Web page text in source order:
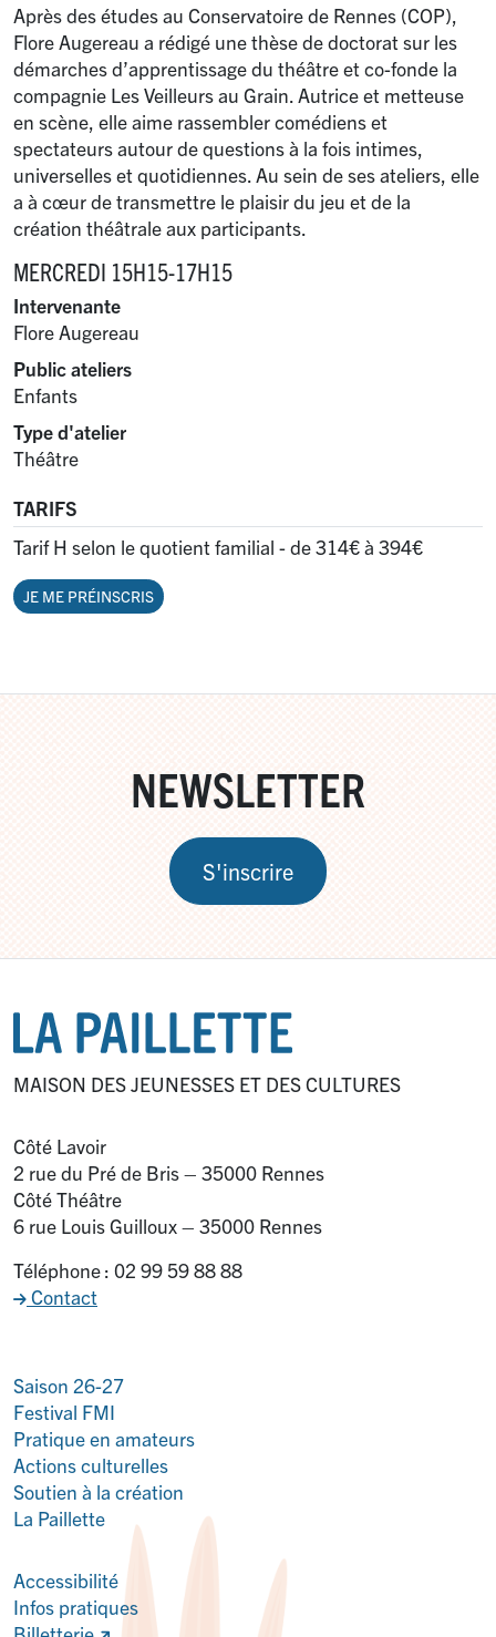
Après des études au Conservatoire de Rennes (COP),
Flore Augereau a rédigé une thèse de doctorat sur les
démarches d’apprentissage du théâtre et co-fonde la
compagnie Les Veilleurs au Grain. Autrice et metteuse
en scène, elle aime rassembler comédiens et
spectateurs autour de questions à la fois intimes,
universelles et quotidiennes. Au sein de ses ateliers, elle
a à cœur de transmettre le plaisir du jeu et de la
création théâtrale aux participants.
MERCREDI 15H15-17H15
Intervenante
Flore Augereau
Public ateliers
Enfants
Type d'atelier
Théâtre
TARIFS
Tarif H selon le quotient familial - de 314€ à 394€
JE ME PRÉINSCRIS
NEWSLETTER
S'inscrire
MAISON DES JEUNESSES ET DES CULTURES
Côté Lavoir
2 rue du Pré de Bris – 35000 Rennes
Côté Théâtre
6 rue Louis Guilloux – 35000 Rennes
Téléphone : 02 99 59 88 88
Contact
Saison 26-27
Festival FMI
Pratique en amateurs
Actions culturelles
Soutien à la création
La Paillette
Accessibilité
Infos pratiques